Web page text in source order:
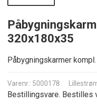
320x180x35
Påbygningskarmer
Varenr.: 5000178
Bestillingsvare. Bestilles